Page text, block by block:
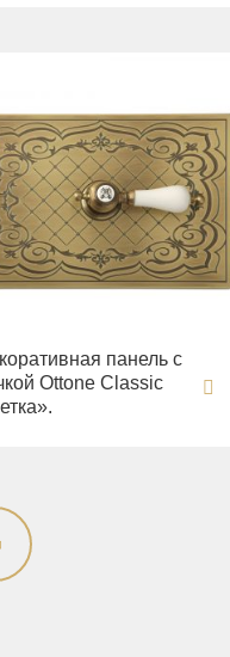
панель с
Ottone Classic